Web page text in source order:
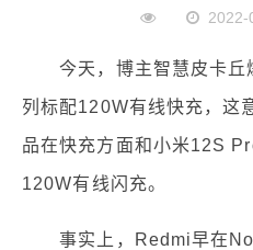
2022-
今天，博主智慧皮卡丘
列标配120W有线快充，这
品在快充方面和小米12S
120W有线闪充。
事实上，Redmi早在